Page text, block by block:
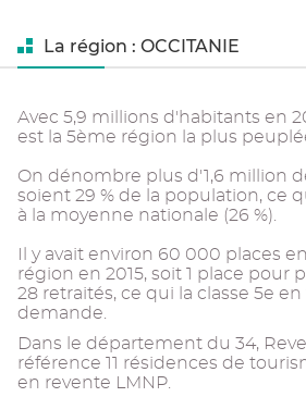
La région : OCCITANIE
Avec 5,9 millions d'habitants en
est la 5ème région la plus
On dénombre plus d'1,6 million
soient 29 % de la population, ce
à la moyenne nationale (26 %).
Il y avait environ 60 000 places
région en 2015, soit 1 place pour
28 retraités, ce qui la classe 5e
demande.
Dans le département du 34,
référence 11 résidences de
en revente LMNP.